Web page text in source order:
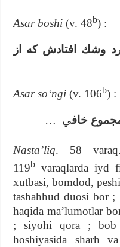
Asar boshi (v. 48b) :
وشك افتادش كه از
Asar soʻngi (v. 106b) :
خافي …
Nastaʼliq. 58
119b varaqlarda iyd
xutbasi, bomdod,
tashahhud duosi bor ;
haqida maʼlumotlar
; siyohi qora ; bob
hoshiyasida sharh